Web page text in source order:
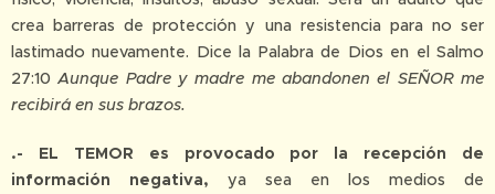
crea barreras de protección y una resistencia para no ser
lastimado nuevamente. Dice la Palabra de Dios en el Salmo
27:10Aunque Padre y madre me abandonen el SEÑOR me
recibirá en sus brazos.
.- EL TEMOR
es provocado por la recepción de
información negativa, ya sea en los medios de